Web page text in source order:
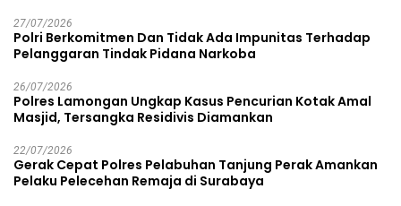
27/07/2026
Polri Berkomitmen Dan Tidak Ada Impunitas Terhadap
Pelanggaran Tindak Pidana Narkoba
26/07/2026
Polres Lamongan Ungkap Kasus Pencurian Kotak Amal
Masjid, Tersangka Residivis Diamankan
22/07/2026
Gerak Cepat Polres Pelabuhan Tanjung Perak Amankan
Pelaku Pelecehan Remaja di Surabaya